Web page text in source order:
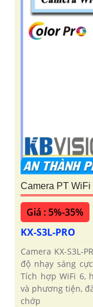
Camera PT
Giá : 5%-35%
KX-S3L-PRO
Camera KX-S3L-
độ nhạy sáng
Tích hợp WiFi 6,
và phương tiện,
chớp